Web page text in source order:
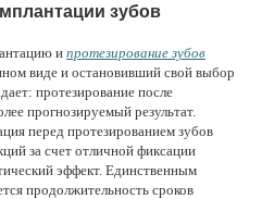
зубов
и протезирование зубов
виде и остановивший свой выбор
протезирование после
прогнозируемый результат.
перед протезированием зубов
за счет отличной фиксации
эффект. Единственным
продолжительность сроков